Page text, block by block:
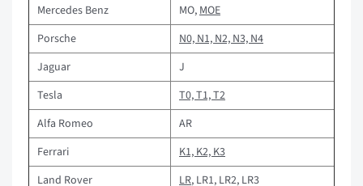
Mercedes Benz
MO, MOE
Porsche
N0, N1, N2, N3, N4
Jaguar
J
Tesla
T0, T1, T2
Alfa Romeo
AR
Ferrari
K1, K2, K3
Land Rover
LR, LR1, LR2, LR3